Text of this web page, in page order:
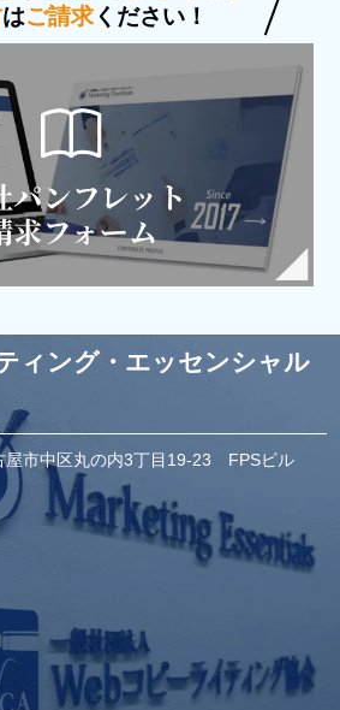
はご請求 ください！
ィング・エッセンシャル
屋市中区丸の内3丁目19-23 FPSビル